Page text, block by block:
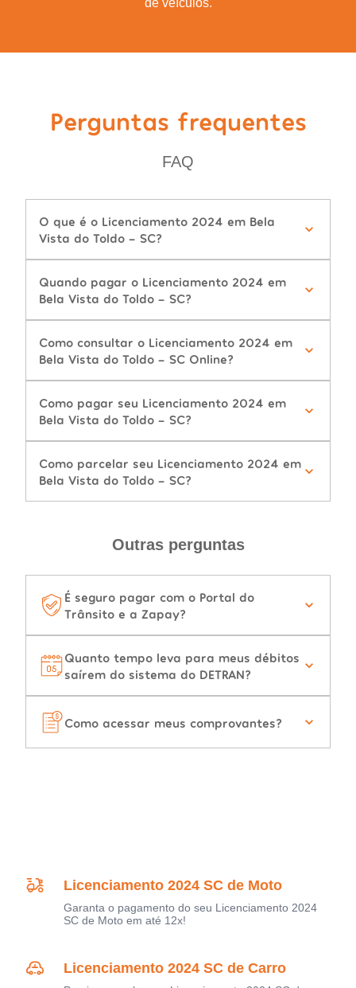
de veículos.
Perguntas frequentes
FAQ
O que é o Licenciamento 2024 em Bela
Vista do Toldo - SC?
Quando pagar o Licenciamento 2024 em
Bela Vista do Toldo - SC?
Como consultar o Licenciamento 2024 em
Bela Vista do Toldo - SC Online?
Como pagar seu Licenciamento 2024 em
Bela Vista do Toldo - SC?
Como parcelar seu Licenciamento 2024 em
Bela Vista do Toldo - SC?
Outras perguntas
É seguro pagar com o Portal do
Trânsito e a Zapay?
Quanto tempo leva para meus débitos
saírem do sistema do DETRAN?
Como acessar meus comprovantes?
Licenciamento 2024 SC de Moto
Garanta o pagamento do seu Licenciamento 2024
SC de Moto em até 12x!
Licenciamento 2024 SC de Carro